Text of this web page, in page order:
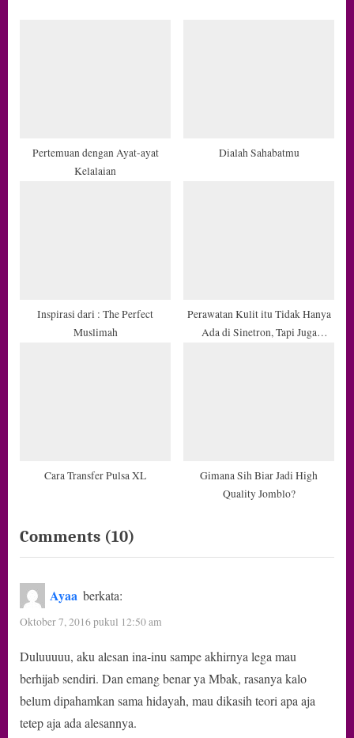
Pertemuan dengan Ayat-ayat
Kelalaian
Dialah Sahabatmu
Inspirasi dari : The Perfect
Muslimah
Perawatan Kulit itu Tidak Hanya
Ada di Sinetron, Tapi Juga
Cara Transfer Pulsa XL
Gimana Sih Biar Jadi High
Quality Jomblo?
Comments (10)
“Perintah
Mengingatkan”
Ayaa berkata:
Oktober 7, 2016 pukul 12:50 am
Duluuuuu, aku alesan ina-inu sampe akhirnya lega mau
berhijab sendiri. Dan emang benar ya Mbak, rasanya kalo
belum dipahamkan sama hidayah, mau dikasih teori apa aja
tetep aja ada alesannya.